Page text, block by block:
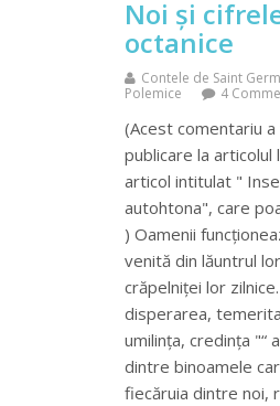
Noi și
octanice
Contele de Saint
Polemice
4
(Acest comentariu
publicare la articolul
articol intitulat "
autohtona", care
) Oamenii
venită din lăuntrul
crăpelniței lor
disperarea,
umilința, credința "“
dintre binoamele
fiecăruia dintre noi,